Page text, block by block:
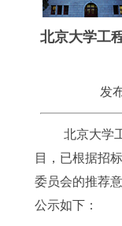
北京大学工
发
北京大学
目，已根据招
委员会的推荐
公示如下：